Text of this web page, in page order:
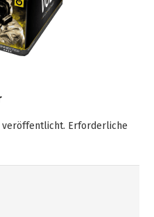
veröffentlicht. Erforderliche